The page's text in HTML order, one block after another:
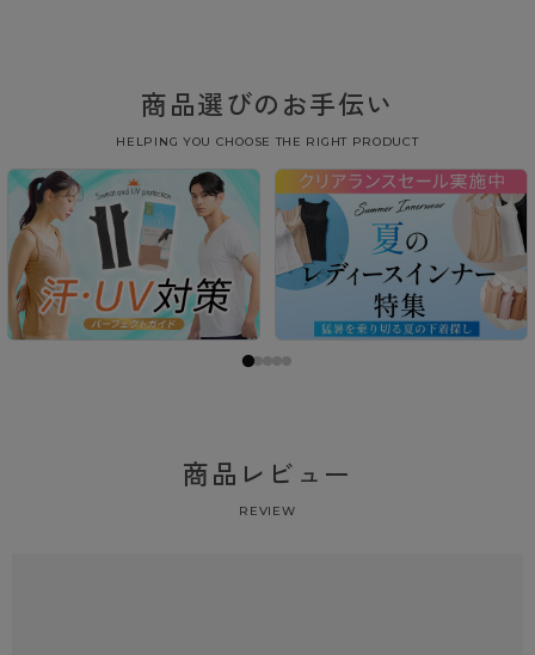
商品選びのお手伝い
HELPING YOU CHOOSE THE RIGHT PRODUCT
商品レビュー
REVIEW